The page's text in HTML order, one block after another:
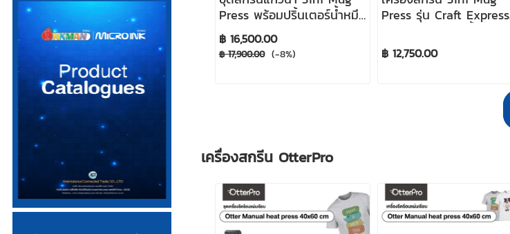
Press พร้อมปริ้นเตอร์น้ำหมึก
ซับลิเมชั่น
฿ 16,500.00
฿ 17,900.00 (-8%)
Press รุ่น Craft Express
กระบอก 3 ขนาด
฿ 12,750.00
เครื่องสกรีน OtterPro